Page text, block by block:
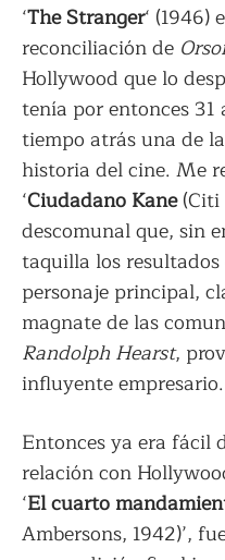
‘The Stranger‘ (1946)
reconciliación de
Hollywood que lo
tenía por entonces 31
tiempo atrás una de
historia del cine. Me
‘Ciudadano Kane(Citi
descomunal que, sin
taquilla los resultados
personaje principal,
magnate de las
Randolph Hearst,
influyente empresario.
Entonces ya era fácil
relación con
‘El cuarto
Ambersons, 1942)’,